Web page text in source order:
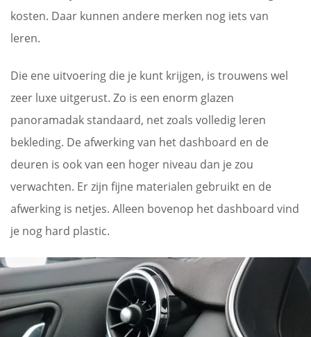
kosten. Daar kunnen andere merken nog iets van
leren.
Die ene uitvoering die je kunt krijgen, is trouwens wel
zeer luxe uitgerust. Zo is een enorm glazen
panoramadak standaard, net zoals volledig leren
bekleding. De afwerking van het dashboard en de
deuren is ook van een hoger niveau dan je zou
verwachten. Er zijn fijne materialen gebruikt en de
afwerking is netjes. Alleen bovenop het dashboard vind
je nog hard plastic.